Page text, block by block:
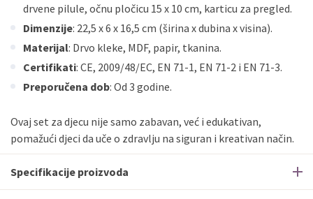
drvene pilule, očnu pločicu 15 x 10 cm, karticu za pregled.
Dimenzije: 22,5 x 6 x 16,5 cm (širina x dubina x visina).
Materijal: Drvo kleke, MDF, papir, tkanina.
Certifikati: CE, 2009/48/EC, EN 71-1, EN 71-2 i EN 71-3.
Preporučena dob: Od 3 godine.
Ovaj set za djecu nije samo zabavan, već i edukativan,
pomažući djeci da uče o zdravlju na siguran i kreativan način.
Specifikacije proizvoda